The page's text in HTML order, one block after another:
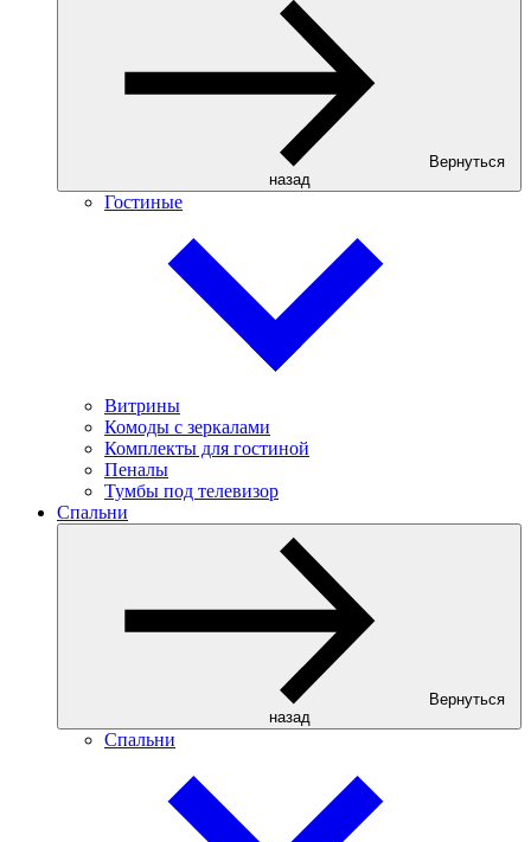
Вернуться
назад
Гостиные
Витрины
Комоды с зеркалами
Комплекты для гостиной
Пеналы
Тумбы под телевизор
Спальни
Вернуться
назад
Спальни